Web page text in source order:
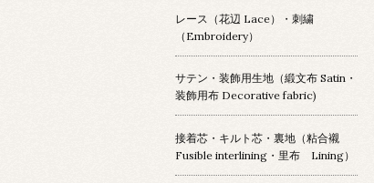
レース（花辺 Lace）・刺繍
（Embroidery）
サテン・装飾用生地（緞文布 Satin・
装飾用布 Decorative fabric)
接着芯・キルト芯・裏地（粘合襯
Fusible interlining・里布 Lining）